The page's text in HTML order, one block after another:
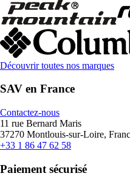
Découvrir toutes nos marques
SAV en France
Contactez-nous
11 rue Bernard Maris
37270 Montlouis-sur-Loire,
+33 1 86 47 62 58
Paiement sécurisé